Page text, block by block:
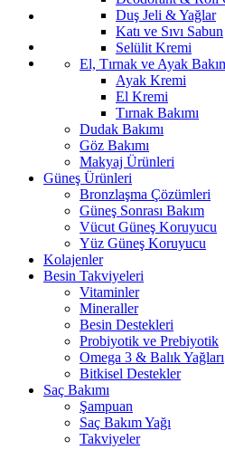
Duş Jeli & Yağlar
Katı ve Sıvı Sabun
Selülit Kremi
El, Tırnak ve Ayak
Ayak Kremi
El Kremi
Tırnak Bakımı
Dudak Bakımı
Göz Bakımı
Makyaj Ürünleri
Güneş Ürünleri
Bronzlaşma Çözümleri
Güneş Sonrası Bakım
Vücut Güneş Koruyucu
Yüz Güneş Koruyucu
Kolajenler
Besin Takviyeleri
Vitaminler
Mineraller
Besin Destekleri
Probiyotik ve Prebiyotik
Omega 3 & Balık Yağları
Bitkisel Destekler
Saç Bakımı
Şampuan
Saç Bakım Yağı
Takviyeler